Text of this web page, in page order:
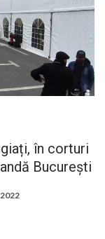
în corturi
București